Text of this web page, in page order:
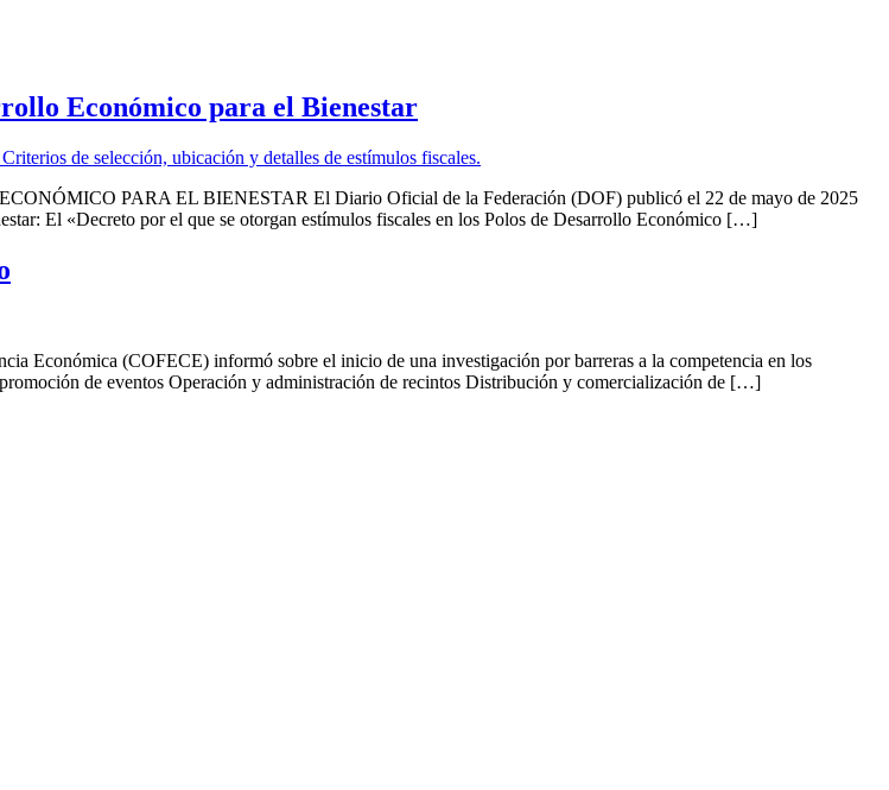
Económico para el Bienestar
PARA EL BIENESTAR El Diario Oficial de la Federación (DOF) publicó el 22 de mayo de 2025
El «Decreto por el que se otorgan estímulos fiscales en los Polos de Desarrollo Económico […]
Económica (COFECE) informó sobre el inicio de una investigación por barreras a la competencia en los
de eventos Operación y administración de recintos Distribución y comercialización de […]